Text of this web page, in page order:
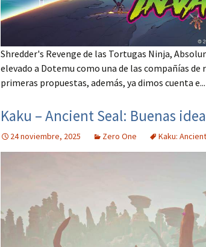
Shredder's Revenge de las Tortugas Ninja,
elevado a Dotemu como una de las compañías
primeras propuestas, además, ya dimos cuenta e...
Kaku – Ancient Seal: Buenas
24 noviembre, 2025 Zero One Kaku: